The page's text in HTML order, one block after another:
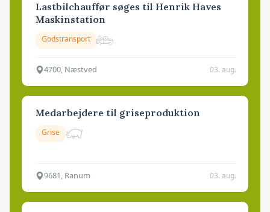
Lastbilchauffør søges til Henrik Haves
Maskinstation
Godstransport
4700, Næstved 03. aug.
Medarbejdere til griseproduktion
Grise
9681, Ranum 03. aug.